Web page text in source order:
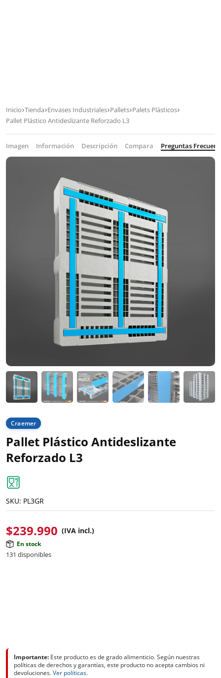
Inicio Tienda Envases Industriales Pallets Palets Plásticos
Pallet Plástico Antideslizante Reforzado L3
Imagen Información Descripción Compara Preguntas
Craemer
Pallet Plástico Antideslizante
Reforzado L3
SKU: PL3GR
$239.990 (IVA incl.)
En stock
131 disponibles
Importante: Este producto es de grado alimenticio. Según nuestras
políticas de derechos y garantías, este producto no acepta cambios ni
devoluciones.Ver políticas.